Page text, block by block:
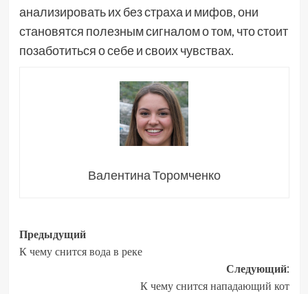
анализировать их без страха и мифов, они
становятся полезным сигналом о том, что стоит
позаботиться о себе и своих чувствах.
Валентина Торомченко
Навигация
записи
Предыдущий
К чему снится вода в реке
Следующий:
К чему снится нападающий кот